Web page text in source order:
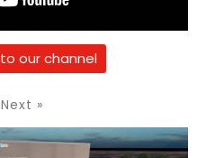
our channel
Next »